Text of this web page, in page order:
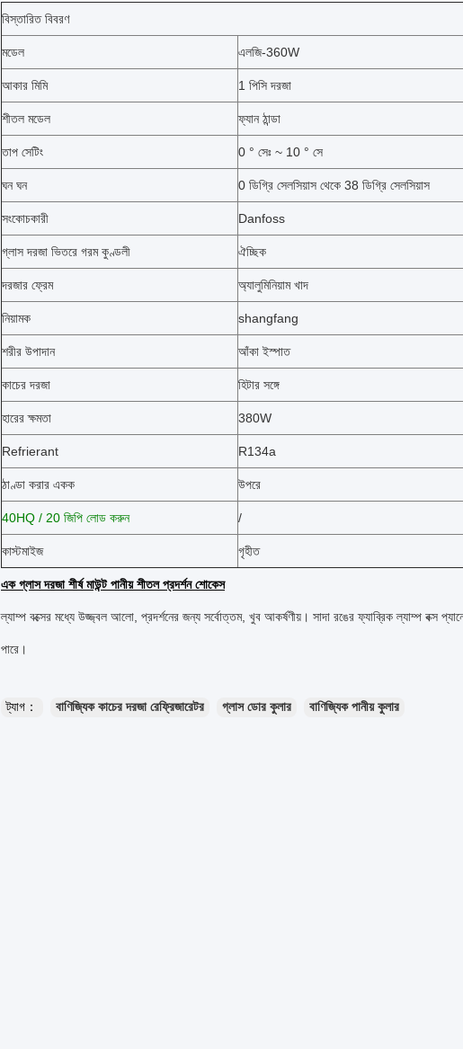
বিস্তারিত বিবরণ
মডেল এলজি-360W
আকার মিমি 1 পিসি দরজা
শীতল মডেল ফ্যান ঠান্ডা
তাপ সেটিং 0 ° সেঃ ~ 10 ° সে
ঘন ঘন 0 ডিগ্রি সেলসিয়াস থেকে 38 ডিগ্রি সেলসিয়াস
সংকোচকারী Danfoss
গ্লাস দরজা ভিতরে গরম কুণ্ডলী ঐচ্ছিক
দরজার ফ্রেম অ্যালুমিনিয়াম খাদ
নিয়ামক shangfang
শরীর উপাদান আঁকা ইস্পাত
কাচের দরজা হিটার সঙ্গে
হারের ক্ষমতা 380W
Refrierant R134a
ঠাণ্ডা করার একক উপরে
40HQ / 20 জিপি লোড করুন /
কাস্টমাইজ গৃহীত
এক গ্লাস দরজা শীর্ষ মাউন্ট পানীয় শীতল প্রদর্শন শোকেস
ল্যাম্প বক্সের মধ্যে উজ্জ্বল আলো, প্রদর্শনের জন্য সর্বোত্তম, খুব আকর্ষণীয়। সাদা রঙের ফ্যাব্রিক ল্যাম্প বক্স
পারে।
ট্যাগ： বাণিজ্যিক কাচের দরজা রেফ্রিজারেটর গ্লাস ডোর কুলার বাণিজ্যিক পানীয় কুলার